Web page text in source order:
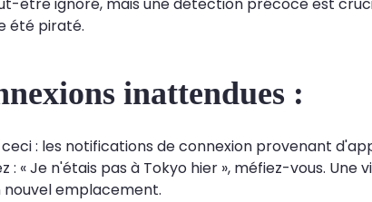
été piraté.
inattendues :
: les notifications de connexion provenant
: « Je n'étais pas à Tokyo hier », méfiez-vous.
nouvel emplacement.